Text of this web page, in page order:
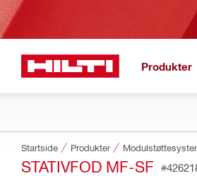
Produkter
Startside Produkter
STATIVFOD MF-SF